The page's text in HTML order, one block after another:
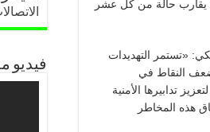
يقارب حالة من كل عشر
«تستمر التهديدات
النقاط في
تدابيرها الأمنية
هذه المخاطر
فيديو